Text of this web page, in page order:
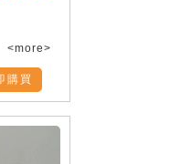
<more>
購買